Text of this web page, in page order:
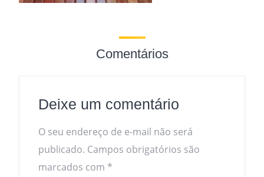
Comentários
Deixe um comentário
O seu endereço de e-mail não será
publicado. Campos obrigatórios são
marcados com *